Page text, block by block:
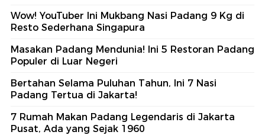
Wow! YouTuber Ini Mukbang Nasi Padang 9 Kg di
Resto Sederhana Singapura
Masakan Padang Mendunia! Ini 5 Restoran Padang
Populer di Luar Negeri
Bertahan Selama Puluhan Tahun, Ini 7 Nasi
Padang Tertua di Jakarta!
7 Rumah Makan Padang Legendaris di Jakarta
Pusat, Ada yang Sejak 1960